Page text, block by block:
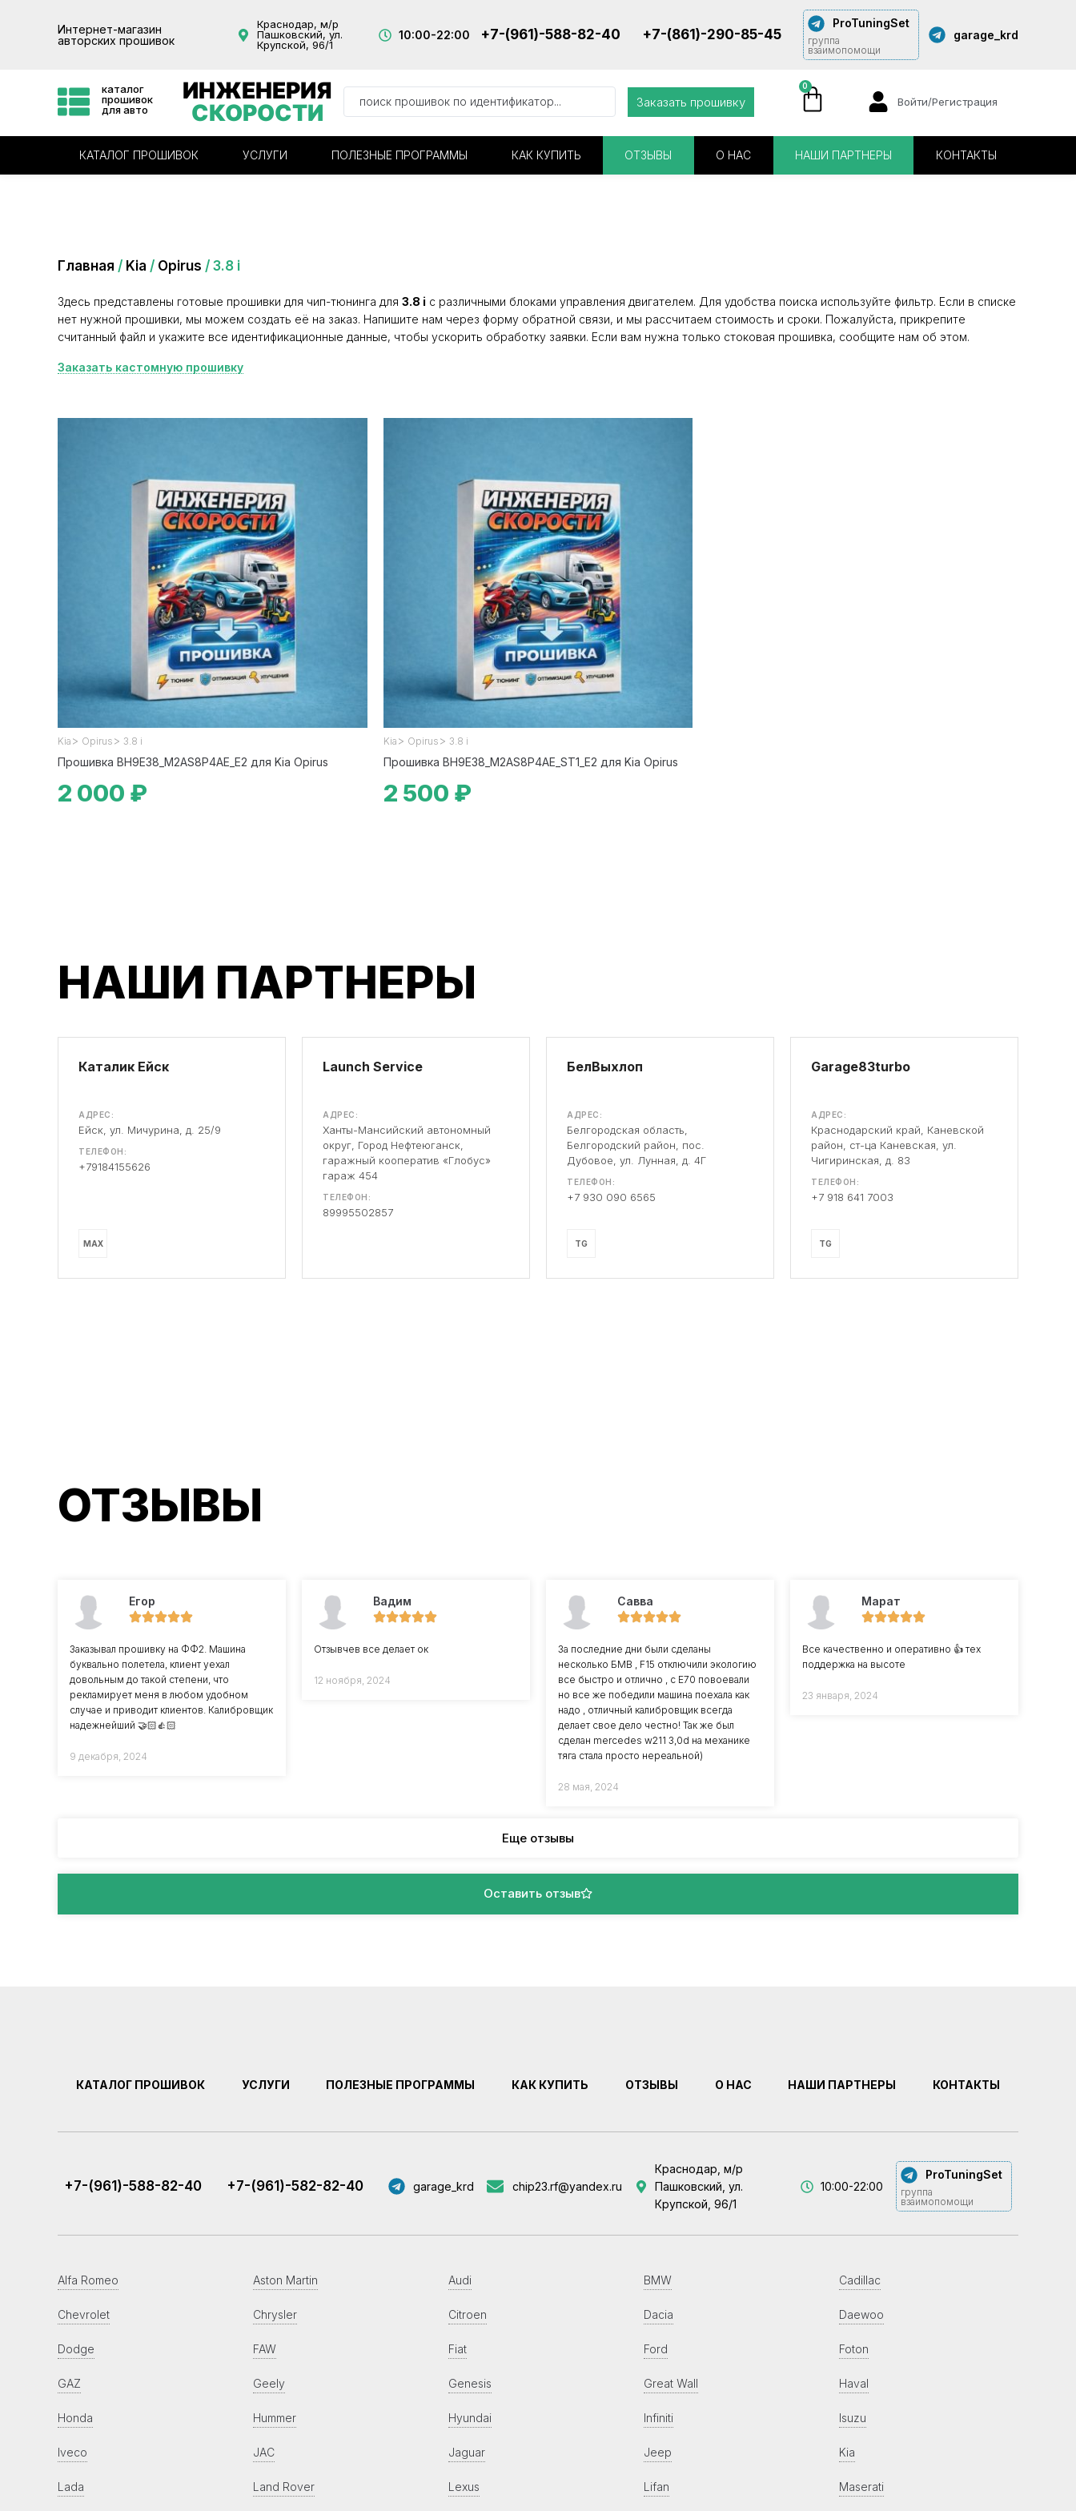
Интернет-магазин
авторских прошивок
Краснодар, м/р
Пашковский, ул.
Крупской, 96/1
10:00-22:00 +7-(961)-588-82-40 +7-(861)-290-85-45
ProTuningSet
группа
взаимопомощи
garage_krd
каталог
прошивок
для авто
ИНЖЕНЕРИЯ
СКОРОСТИ
Заказать прошивку
0
Войти/Регистрация
КАТАЛОГ ПРОШИВОК УСЛУГИ ПОЛЕЗНЫЕ ПРОГРАММЫ КАК КУПИТЬ ОТЗЫВЫ О НАС НАШИ ПАРТНЕРЫ КОНТАКТЫ
Главная / Kia / Opirus / 3.8 i
Здесь представлены готовые прошивки для чип-тюнинга для 3.8 i с различными блоками управления двигателем. Для удобства поиска используйте фильтр. Если в списке
нет нужной прошивки, мы можем создать её на заказ. Напишите нам через форму обратной связи, и мы рассчитаем стоимость и сроки. Пожалуйста, прикрепите
считанный файл и укажите все идентификационные данные, чтобы ускорить обработку заявки. Если вам нужна только стоковая прошивка, сообщите нам об этом.
Заказать кастомную прошивку
Kia > Opirus > 3.8 i
Прошивка BH9E38_M2AS8P4AE_E2 для Kia Opirus
2 000 ₽
Kia > Opirus > 3.8 i
Прошивка BH9E38_M2AS8P4AE_ST1_E2 для Kia Opirus
2 500 ₽
НАШИ ПАРТНЕРЫ
Каталик Ейск
АДРЕС:
Ейск, ул. Мичурина, д. 25/9
ТЕЛЕФОН:
+79184155626
MAX
Launch Service
АДРЕС:
Ханты-Мансийский автономный
округ, Город Нефтеюганск,
гаражный кооператив «Глобус»
гараж 454
ТЕЛЕФОН:
89995502857
БелВыхлоп
АДРЕС:
Белгородская область,
Белгородский район, пос.
Дубовое, ул. Лунная, д. 4Г
ТЕЛЕФОН:
+7 930 090 6565
TG
Garage83turbo
АДРЕС:
Краснодарский край, Каневской
район, ст-ца Каневская, ул.
Чигиринская, д. 83
ТЕЛЕФОН:
+7 918 641 7003
TG
ОТЗЫВЫ
Егор
Заказывал прошивку на ФФ2. Машина
буквально полетела, клиент уехал
довольным до такой степени, что
рекламирует меня в любом удобном
случае и приводит клиентов. Калибровщик
надежнейший 🤝🏻👍🏻
9 декабря, 2024
Вадим
Отзывчев все делает ок
12 ноября, 2024
Савва
За последние дни были сделаны
несколько БМВ , F15 отключили экологию
все быстро и отлично , с Е70 повоевали
но все же победили машина поехала как
надо , отличный калибровщик всегда
делает свое дело честно! Так же был
сделан mercedes w211 3,0d на механике
тяга стала просто нереальной)
28 мая, 2024
Марат
Все качественно и оперативно 👍 тех
поддержка на высоте
23 января, 2024
Еще отзывы
Оставить отзыв
КАТАЛОГ ПРОШИВОК УСЛУГИ ПОЛЕЗНЫЕ ПРОГРАММЫ КАК КУПИТЬ ОТЗЫВЫ О НАС НАШИ ПАРТНЕРЫ КОНТАКТЫ
+7-(961)-588-82-40 +7-(961)-582-82-40 garage_krd chip23.rf@yandex.ru
Краснодар, м/р
Пашковский, ул.
Крупской, 96/1
10:00-22:00
ProTuningSet
группа
взаимопомощи
Alfa Romeo Aston Martin Audi BMW Cadillac
Chevrolet Chrysler Citroen Dacia Daewoo
Dodge FAW Fiat Ford Foton
GAZ Geely Genesis Great Wall Haval
Honda Hummer Hyundai Infiniti Isuzu
Iveco JAC Jaguar Jeep Kia
Lada Land Rover Lexus Lifan Maserati